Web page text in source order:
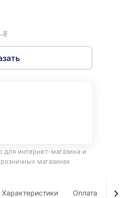
₸
для интернет-магазина и
магазинах
Характеристики Оплата